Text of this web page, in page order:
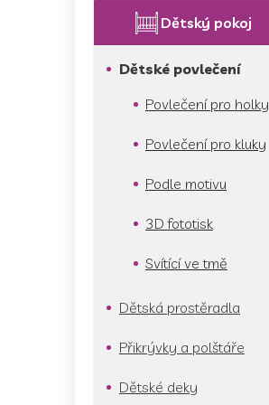
Dětský pokoj
Dětské povlečení
Povlečení pro holky
Povlečení pro kluky
Podle motivu
3D fototisk
Svítící ve tmě
Dětská prostěradla
Přikrývky a polštáře
Dětské deky